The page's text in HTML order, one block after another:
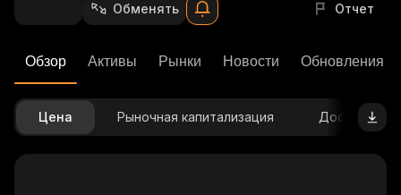
Обменять Отчет
Обзор Активы Рынки Новости Обновления
Цена Рыночная капитализация Доступное